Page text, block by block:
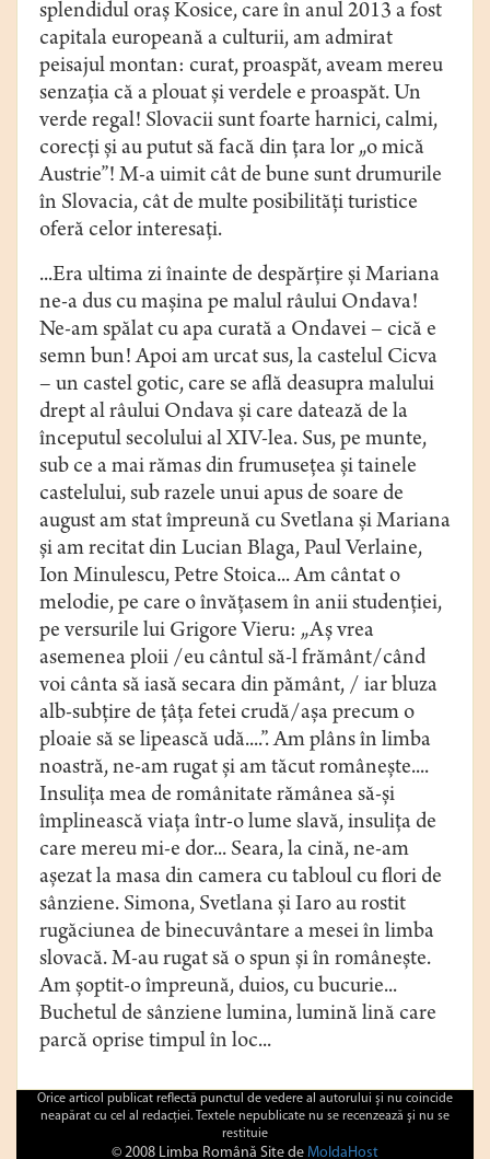
splendidul oraş Kosice, care în anul 2013 a fost
capitala europeană a culturii, am admirat
peisajul montan: curat, proaspăt, aveam mereu
senzaţia că a plouat şi verdele e proaspăt. Un
verde regal! Slovacii sunt foarte harnici, calmi,
corecţi şi au putut să facă din ţara lor „o mică
Austrie”! M-a uimit cât de bune sunt drumurile
în Slovacia, cât de multe posibilităţi turistice
oferă celor interesaţi.
...Era ultima zi înainte de despărţire şi Mariana
ne-a dus cu maşina pe malul râului Ondava!
Ne-am spălat cu apa curată a Ondavei – cică e
semn bun! Apoi am urcat sus, la castelul Cicva
– un castel gotic, care se află deasupra malului
drept al râului Ondava şi care datează de la
începutul secolului al XIV-lea. Sus, pe munte,
sub ce a mai rămas din frumuseţea şi tainele
castelului, sub razele unui apus de soare de
august am stat împreună cu Svetlana şi Mariana
şi am recitat din Lucian Blaga, Paul Verlaine,
Ion Minulescu, Petre Stoica... Am cântat o
melodie, pe care o învăţasem în anii studenţiei,
pe versurile lui Grigore Vieru: „Aş vrea
asemenea ploii /eu cântul să-l frământ/când
voi cânta să iasă secara din pământ, / iar bluza
alb-subţire de ţâţa fetei crudă/aşa precum o
ploaie să se lipească udă....”. Am plâns în limba
noastră, ne-am rugat şi am tăcut româneşte....
Insuliţa mea de românitate rămânea să-şi
împlinească viaţa într-o lume slavă, insuliţa de
care mereu mi-e dor... Seara, la cină, ne-am
aşezat la masa din camera cu tabloul cu flori de
sânziene. Simona, Svetlana şi Iaro au rostit
rugăciunea de binecuvântare a mesei în limba
slovacă. M-au rugat să o spun şi în româneşte.
Am şoptit-o împreună, duios, cu bucurie...
Buchetul de sânziene lumina, lumină lină care
parcă oprise timpul în loc...
Orice articol publicat reflectă punctul de vedere al autorului şi nu coincide
neapărat cu cel al redacţiei. Textele nepublicate nu se recenzează şi nu se
restituie
© 2008 Limba Română Site de MoldaHost